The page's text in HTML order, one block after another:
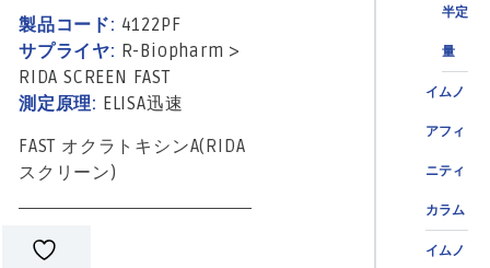
半定
量
イムノ
アフィ
ニティ
カラム
イムノ
製品コード: 4122PF
サプライヤ: R-Biopharm >
RIDA SCREEN FAST
測定原理: ELISA迅速
FAST オクラトキシンA(RIDA
スクリーン)